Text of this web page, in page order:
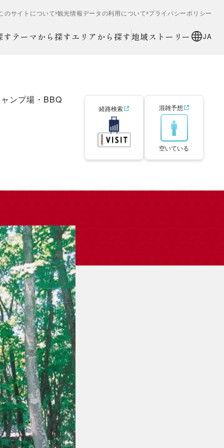
のサイトについて 観光情報データの利用について プライバシーポリシー
す テーマから探すエリアから探す 地域ストーリー JA
ンプ場・BBQ
経路検索 混雑予想
空いている